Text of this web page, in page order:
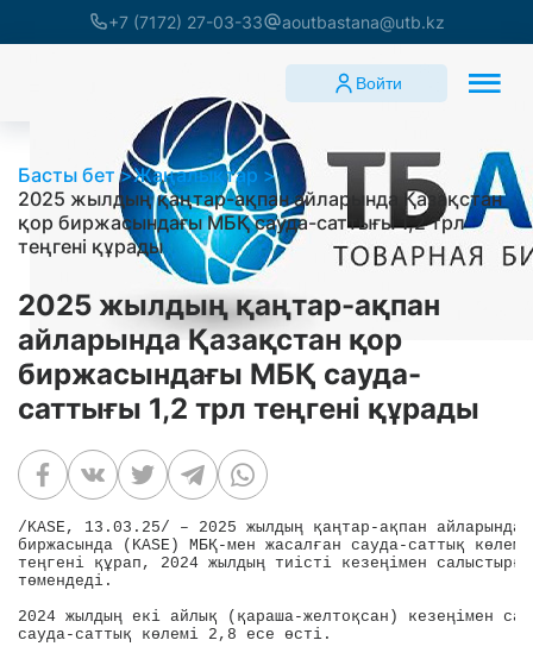
+7 (7172) 27-03-33 aoutbastana@utb.kz
Войти
Басты бет
Жаңалықтар
2025 жылдың қаңтар-ақпан айларында Қазақстан
қор биржасындағы МБҚ сауда-саттығы 1,2 трл
теңгені құрады
2025 жылдың қаңтар-ақпан
айларында Қазақстан қор
биржасындағы МБҚ сауда-
саттығы 1,2 трл теңгені құрады
/KASE, 13.03.25/ – 2025 жылдың қаңтар-ақпан айларында
биржасында (KASE) МБҚ-мен жасалған сауда-саттық
теңгені құрап, 2024 жылдың тиісті кезеңімен
төмендеді.
2024 жылдың екі айлық (қараша-желтоқсан) кезеңімен
сауда-саттық көлемі 2,8 есе өсті.